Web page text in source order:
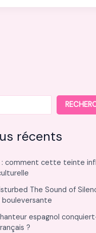
récents
: comment cette teinte
The Sound of
bouleversante
espagnol
?